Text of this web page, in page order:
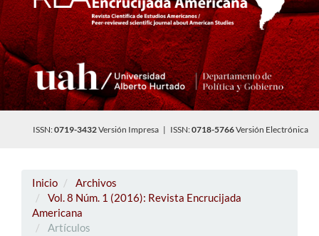
ISSN:0719-3432Versión Impresa | ISSN:0718-5766Versión Electrónica
Inicio
Archivos
Vol. 8 Núm. 1 (2016): Revista Encrucijada
Americana
Artículos